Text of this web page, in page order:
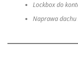
Lockbox do
Naprawa dachu